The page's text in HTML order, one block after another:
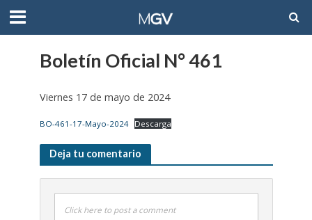
Boletín Oficial N° 461
Viernes 17 de mayo de 2024
BO-461-17-Mayo-2024 Descarga
Deja tu comentario
Click here to post a comment